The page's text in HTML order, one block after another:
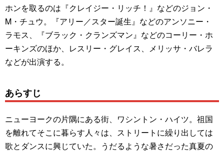
ホンを取るのは『クレイジー・リッチ！』などのジョン・
M・チュウ。『アリー／スター誕生』などのアンソニー・
ラモス、『ブラック・クランズマン』などのコーリー・ホ
ーキンズのほか、レスリー・グレイス、メリッサ・バレラ
などが出演する。
あらすじ
ニューヨークの片隅にある街、ワシントン・ハイツ。祖国
を離れてそこに暮らす人々は、ストリートに繰り出しては
歌とダンスに興じていた。うだるような暑さだった真夏の